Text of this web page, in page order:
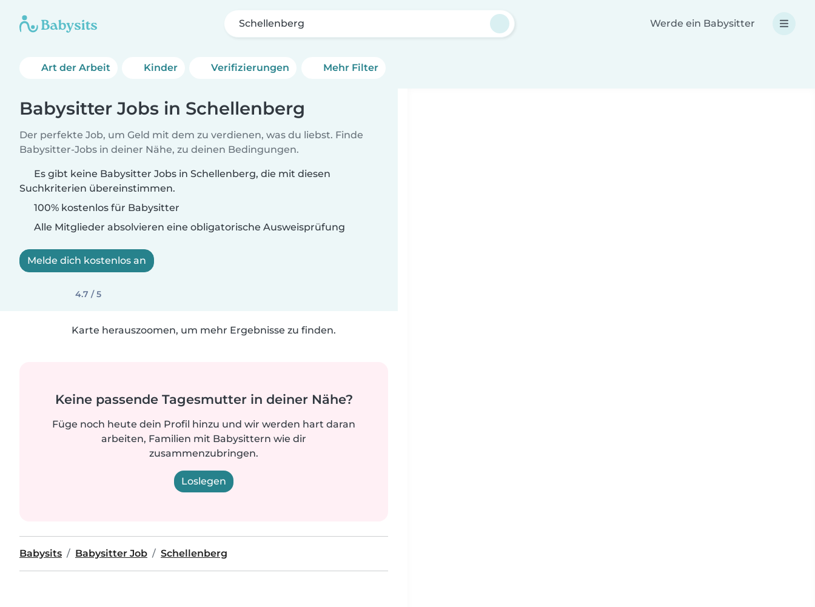
Schellenberg Werde ein Babysitter
Art der Arbeit Kinder Verifizierungen Mehr Filter
Babysitter Jobs in Schellenberg
Der perfekte Job, um Geld mit dem zu verdienen, was du liebst. Finde
Babysitter-Jobs in deiner Nähe, zu deinen Bedingungen.
Es gibt keine Babysitter Jobs in Schellenberg, die mit diesen
Suchkriterien übereinstimmen.
100% kostenlos für Babysitter
Alle Mitglieder absolvieren eine obligatorische Ausweisprüfung
Melde dich kostenlos an
4.7 / 5
Karte herauszoomen, um mehr Ergebnisse zu finden.
Keine passende Tagesmutter in deiner Nähe?
Füge noch heute dein Profil hinzu und wir werden hart daran
arbeiten, Familien mit Babysittern wie dir
zusammenzubringen.
Loslegen
Babysits Babysitter Job Schellenberg